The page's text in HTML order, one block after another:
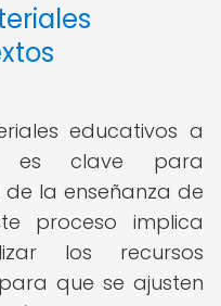
educativos a
es clave para
la enseñanza de
proceso implica
los recursos
que se ajusten